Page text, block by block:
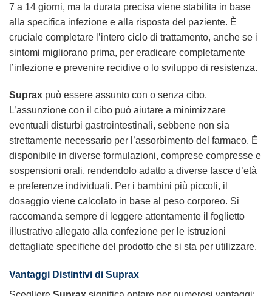
7 a 14 giorni, ma la durata precisa viene stabilita in base
alla specifica infezione e alla risposta del paziente. È
cruciale completare l’intero ciclo di trattamento, anche se i
sintomi migliorano prima, per eradicare completamente
l’infezione e prevenire recidive o lo sviluppo di resistenza.
Suprax può essere assunto con o senza cibo.
L’assunzione con il cibo può aiutare a minimizzare
eventuali disturbi gastrointestinali, sebbene non sia
strettamente necessario per l’assorbimento del farmaco. È
disponibile in diverse formulazioni, comprese compresse e
sospensioni orali, rendendolo adatto a diverse fasce d’età
e preferenze individuali. Per i bambini più piccoli, il
dosaggio viene calcolato in base al peso corporeo. Si
raccomanda sempre di leggere attentamente il foglietto
illustrativo allegato alla confezione per le istruzioni
dettagliate specifiche del prodotto che si sta per utilizzare.
Vantaggi Distintivi di Suprax